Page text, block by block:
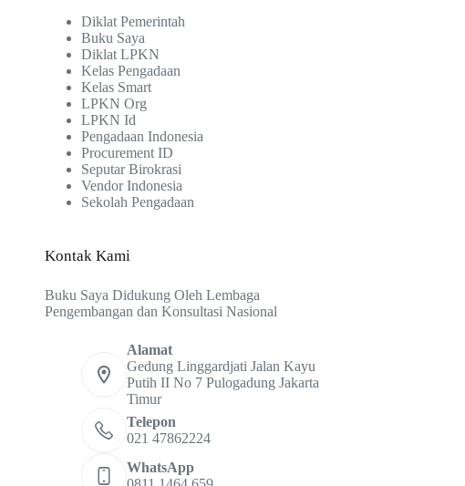
Diklat Pemerintah
Buku Saya
Diklat LPKN
Kelas Pengadaan
Kelas Smart
LPKN Org
LPKN Id
Pengadaan Indonesia
Procurement ID
Seputar Birokrasi
Vendor Indonesia
Sekolah Pengadaan
Kontak Kami
Buku Saya Didukung Oleh Lembaga
Pengembangan dan Konsultasi Nasional
Alamat
Gedung Linggardjati Jalan Kayu
Putih II No 7 Pulogadung Jakarta
Timur
Telepon
021 47862224
WhatsApp